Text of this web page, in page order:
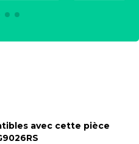
avec cette pièce